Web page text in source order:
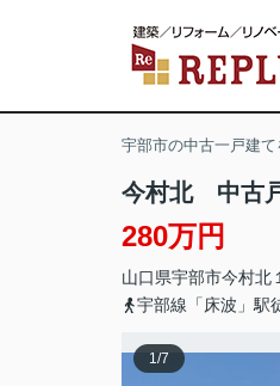
宇部市の中古一戸建
今村北 中古
280万円
山口県宇部市今村北
宇部線「床波」駅
1/7